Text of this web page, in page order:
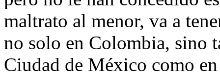
maltrato al menor, va a
no solo en Colombia, sino
Ciudad de México como